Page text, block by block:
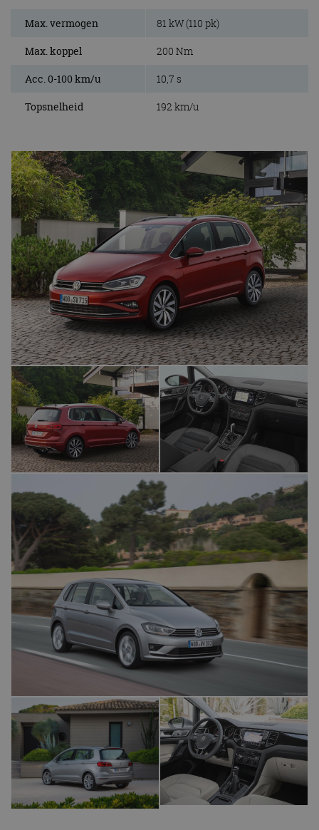
Max. vermogen 81 kW (110 pk)
Max. koppel 200 Nm
Acc. 0-100 km/u 10,7 s
Topsnelheid 192 km/u